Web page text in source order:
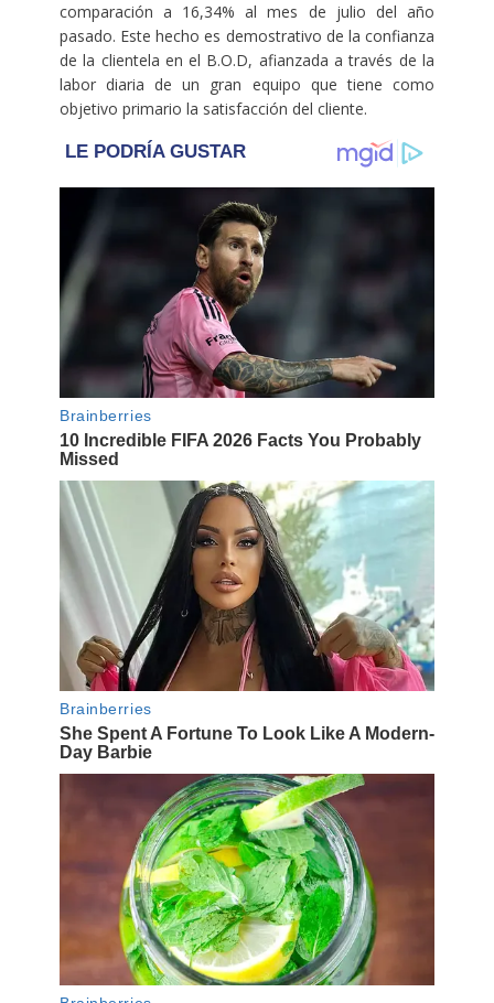
comparación a 16,34% al mes de julio del año
pasado. Este hecho es demostrativo de la confianza
de la clientela en el B.O.D, afianzada a través de la
labor diaria de un gran equipo que tiene como
objetivo primario la satisfacción del cliente.